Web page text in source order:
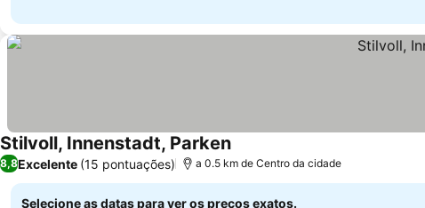
Stilvoll, Innenstadt, Parken
8,8Excelente (15 pontuações) a 0.5 km de Centro da cidade
Selecione as datas para ver os preços exatos.